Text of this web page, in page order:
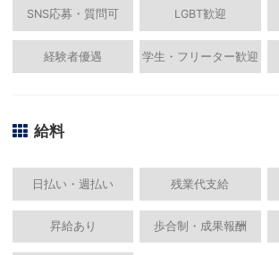
SNS応募・質問可 LGBT歓迎
経験者優遇 学生・フリーター歓迎
給料
日払い・週払い 残業代支給
昇給あり 歩合制・成果報酬